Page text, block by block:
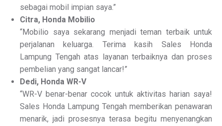
sebagai mobil impian saya.”
Citra, Honda Mobilio
“Mobilio saya sekarang menjadi teman terbaik untuk
perjalanan keluarga. Terima kasih Sales Honda
Lampung Tengah atas layanan terbaiknya dan proses
pembelian yang sangat lancar!”
Dedi, Honda WR-V
“WR-V benar-benar cocok untuk aktivitas harian saya!
Sales Honda Lampung Tengah memberikan penawaran
menarik, jadi prosesnya terasa begitu menyenangkan